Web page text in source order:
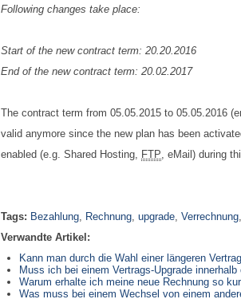
Following changes take place:
Start of the new contract term: 20.20.2016
End of the new contract term: 20.02.2017
The contract term from 05.05.2015 to 05.05.2016
valid anymore since the new plan has been
enabled (e.g. Shared Hosting, FTP, eMail) during
Tags: Bezahlung, Rechnung, upgrade, Verrechnung,
Verwandte Artikel:
Kann man durch die Wahl einer längeren
Muss ich bei einem Vertrags-Upgrade
Warum erhalte ich meine neue Rechnung so
Was muss bei einem Wechsel von einem